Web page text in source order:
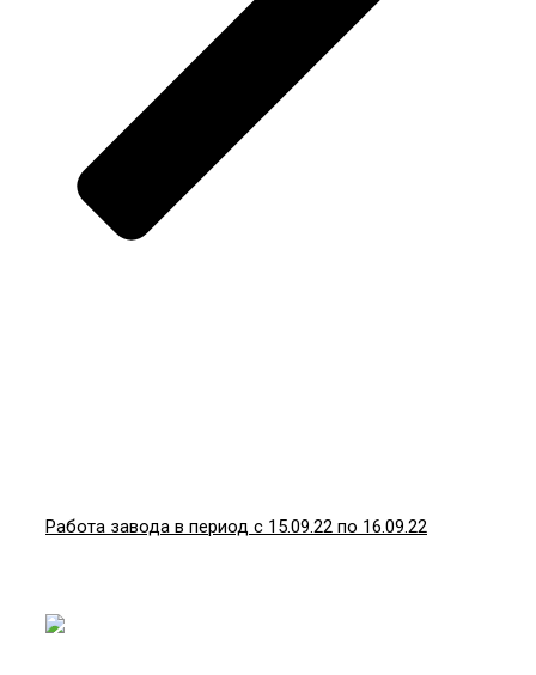
Работа завода в период с 15.09.22 по 16.09.22